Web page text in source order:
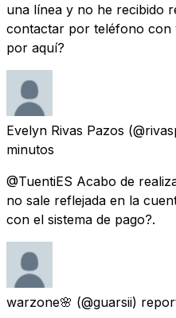
una línea y no he recibido
contactar por teléfono con
por aquí?
Evelyn Rivas Pazos
minutos
@TuentiES Acabo de
no sale reflejada en la
con el sistema de pago?.
warzone🌸 (@guarsii)